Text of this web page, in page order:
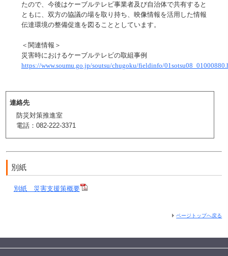
たので、今後はケーブルテレビ事業者及び自治体で共有すると
ともに、双方の協議の場を取り持ち、映像情報を活用した情報
伝達環境の整備促進を図ることとしています。
＜関連情報＞
災害時におけるケーブルテレビの取組事例
https://www.soumu.go.jp/soutsu/chugoku/fieldinfo/
連絡先
防災対策推進室
電話：082-222-3371
別紙
別紙 災害支援策概要
ページトップへ戻る